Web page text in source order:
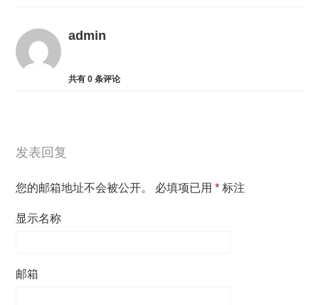
admin
共有0 条评论
发表回复
您的邮箱地址不会被公开。 必填项已用* 标注
显示名称
邮箱